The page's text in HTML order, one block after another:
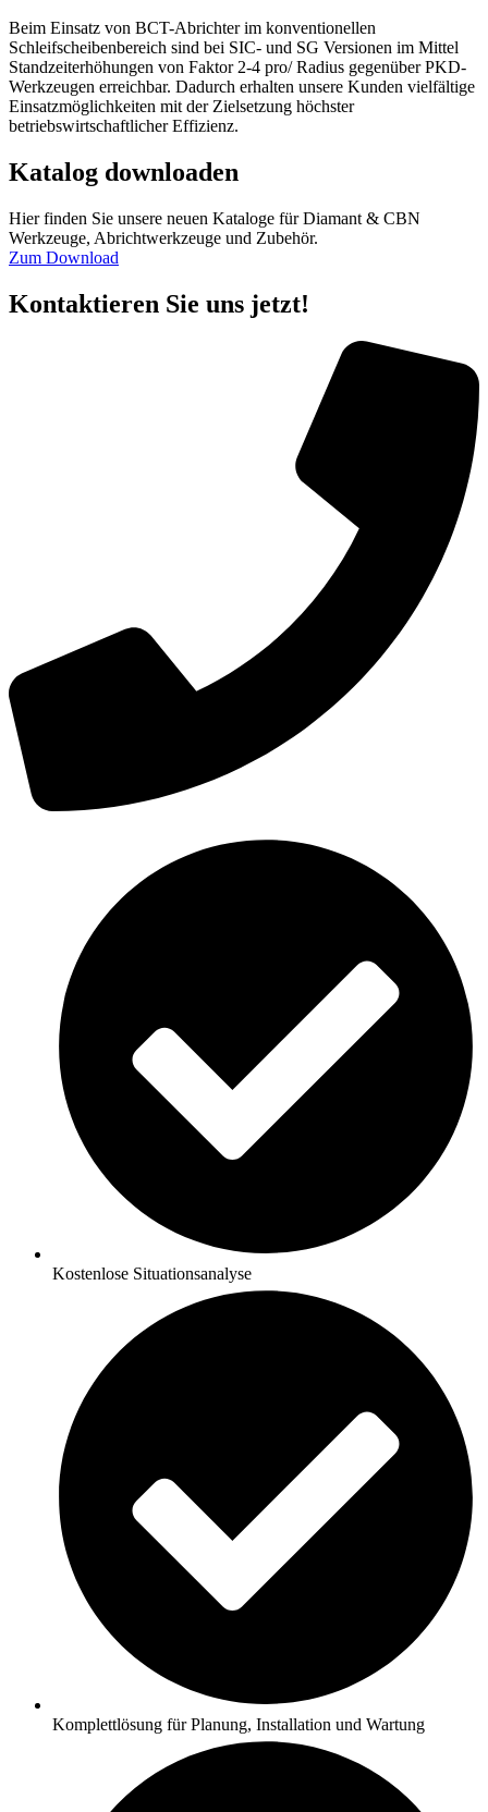
Beim Einsatz von BCT-Abrichter im konventionellen
Schleifscheibenbereich sind bei SIC- und SG Versionen im Mittel
Standzeiterhöhungen von Faktor 2-4 pro/ Radius gegenüber PKD-
Werkzeugen erreichbar. Dadurch erhalten unsere Kunden vielfältige
Einsatzmöglichkeiten mit der Zielsetzung höchster
betriebswirtschaftlicher Effizienz.
Katalog downloaden
Hier finden Sie unsere neuen Kataloge für Diamant & CBN
Werkzeuge, Abrichtwerkzeuge und Zubehör.
Zum Download
Kontaktieren Sie uns jetzt!
Kostenlose Situationsanalyse
Komplettlösung für Planung, Installation und Wartung